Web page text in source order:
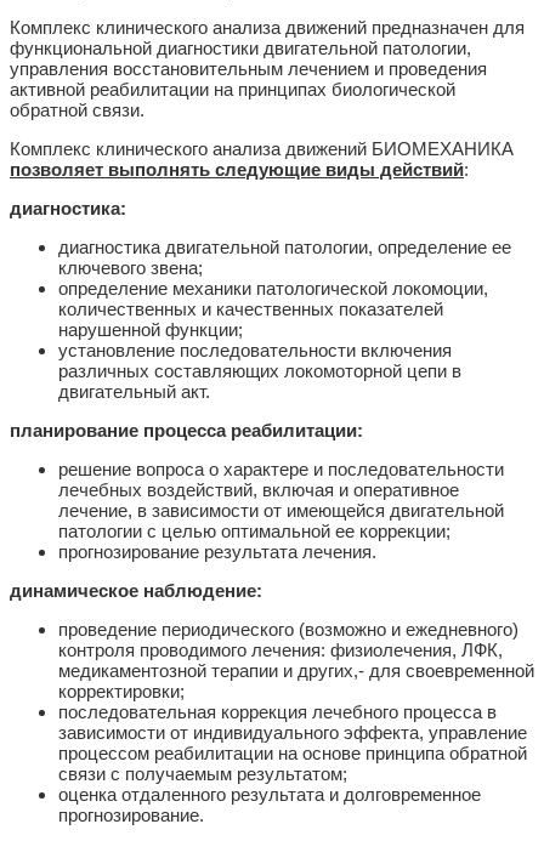
Комплекс клинического анализа движений предназначен для
функциональной диагностики двигательной патологии,
управления восстановительным лечением и проведения
активной реабилитации на принципах биологической
обратной связи.
Комплекс клинического анализа движений БИОМЕХАНИКА
позволяет выполнять следующие виды действий:
диагностика:
диагностика двигательной патологии, определение ее
ключевого звена;
определение механики патологической локомоции,
количественных и качественных показателей
нарушенной функции;
установление последовательности включения
различных составляющих локомоторной цепи в
двигательный акт.
планирование процесса реабилитации:
решение вопроса о характере и последовательности
лечебных воздействий, включая и оперативное
лечение, в зависимости от имеющейся двигательной
патологии с целью оптимальной ее коррекции;
прогнозирование результата лечения.
динамическое наблюдение:
проведение периодического (возможно и ежедневного)
контроля проводимого лечения: физиолечения, ЛФК,
медикаментозной терапии и других,- для своевременной
корректировки;
последовательная коррекция лечебного процесса в
зависимости от индивидуального эффекта, управление
процессом реабилитации на основе принципа обратной
связи с получаемым результатом;
оценка отдаленного результата и долговременное
прогнозирование.